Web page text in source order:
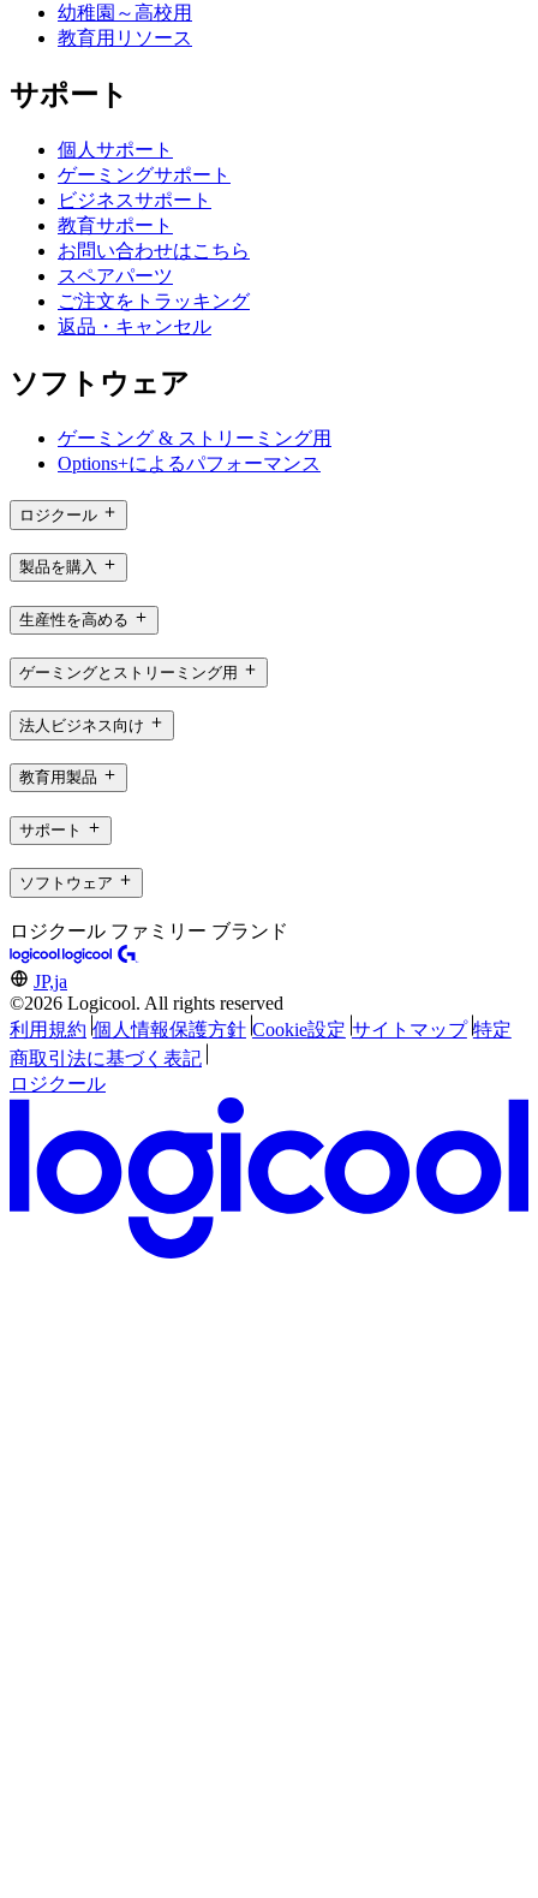
幼稚園～高校用
教育用リソース
サポート
個人サポート
ゲーミングサポート
ビジネスサポート
教育サポート
お問い合わせはこちら
スペアパーツ
ご注文をトラッキング
返品・キャンセル
ソフトウェア
ゲーミング & ストリーミング用
Options+によるパフォーマンス
ロジクール
製品を購入
生産性を高める
ゲーミングとストリーミング用
法人ビジネス向け
教育用製品
サポート
ソフトウェア
ロジクール ファミリー ブランド
JP,ja
©2026 Logicool. All rights reserved
利用規約 個人情報保護方針 Cookie設定 サイトマップ 特定
商取引法に基づく表記
ロジクール